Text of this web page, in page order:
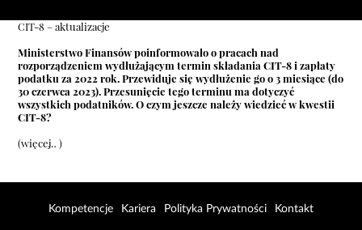
CIT-8 – aktualizacje
Ministerstwo Finansów poinformowało o pracach nad
rozporządzeniem wydłużającym termin składania CIT-8 i zapłaty
podatku za 2022 rok. Przewiduje się wydłużenie go o 3 miesiące (do
30 czerwca 2023). Przesunięcie tego terminu ma dotyczyć
wszystkich podatników. O czym jeszcze należy wiedzieć w kwestii
CIT-8?
(więcej…)
Kompetencje Kariera Polityka Prywatności Kontakt